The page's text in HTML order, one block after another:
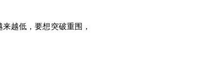
越低，要想突破重围，